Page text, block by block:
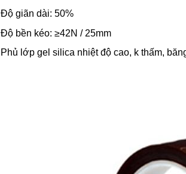
Độ giãn dài: 50%
Độ bền kéo: ≥42N / 25mm
Phủ lớp gel silica nhiệt độ cao, k thấm,